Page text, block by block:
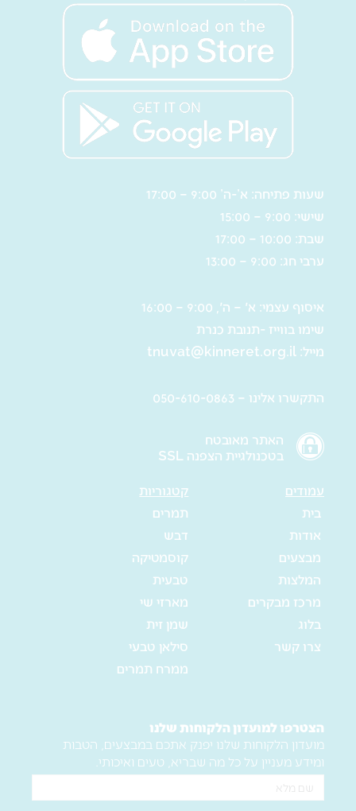
שעות פתיחה: א’-ה’ 9:00 – 17:00
שישי: 9:00 – 15:00
שבת: 10:00 – 17:00
ערבי חג: 9:00 – 13:00
איסוף עצמי: א' – ה', 9:00 – 16:00
שימו בווייז -תנובת כנרת
מייל: tnuvat@kinneret.org.il
התקשרו אלינו – 050-610-0863
האתר מאובטח
בטכנולגיית הצפנה SSL
עמודים
בית
אודות
מבצעים
המלצות
מרכז מבקרים
בלוג
צרו קשר
קטגוריות
תמרים
דבש
קוסמטיקה
טבעית
מארזי שי
שמן זית
סילאן טבעי
ממרח תמרים
הצטרפו למועדון הלקוחות שלנו
מועדון הלקוחות שלנו יפנק אתכם במבצעים, הטבות
ומידע מעניין על כל מה שבריא, טעים ואיכותי.
שם